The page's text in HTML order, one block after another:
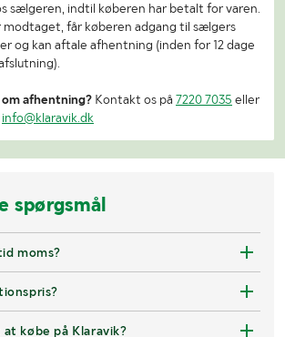
sælgeren, indtil køberen har betalt for varen.
modtaget, får køberen adgang til sælgers
og kan aftale afhentning (inden for 12 dage
om afhentning? Kontakt os på 7220 7035 eller
info@klaravik.dk
spørgsmål
moms?
købe på Klaravik?